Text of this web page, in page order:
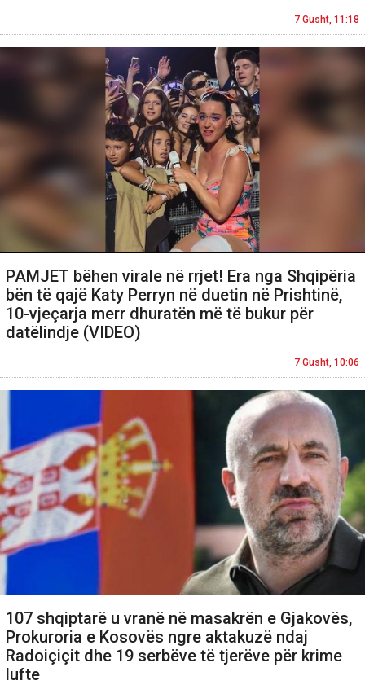
7 Gusht, 11:18
PAMJET bëhen virale në rrjet! Era nga Shqipëria
bën të qajë Katy Perryn në duetin në Prishtinë,
10-vjeçarja merr dhuratën më të bukur për
datëlindje (VIDEO)
7 Gusht, 10:06
107 shqiptarë u vranë në masakrën e Gjakovës,
Prokuroria e Kosovës ngre aktakuzë ndaj
Radoiçiçit dhe 19 serbëve të tjerëve për krime
lufte